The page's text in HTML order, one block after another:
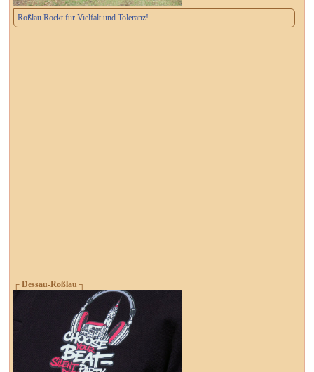
Roßlau Rockt für Vielfalt und Toleranz!
┌ Dessau-Roßlau ┐